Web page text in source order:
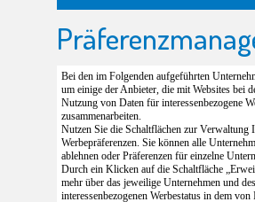
Bei den im Folgenden aufgeführten
um einige der Anbieter, die mit Websites bei
Nutzung von Daten für interessenbezogene
zusammenarbeiten.
Nutzen Sie die Schaltflächen zur Verwaltung
Werbepräferenzen. Sie können alle
ablehnen oder Präferenzen für einzelne
Durch ein Klicken auf die Schaltfläche
mehr über das jeweilige Unternehmen und
interessenbezogenen Werbestatus in dem